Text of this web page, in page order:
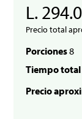
L.
Precio total
Porciones8
Tiempo
Precio